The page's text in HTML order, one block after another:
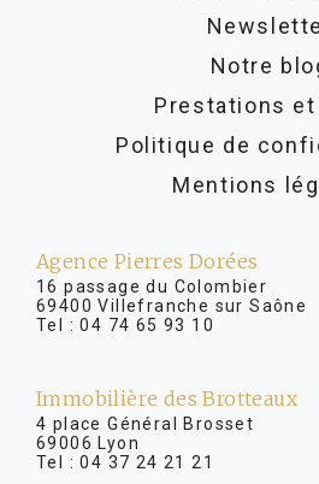
Notre
Prestations
Politique de
Mentions
Agence Pierres Dorées
16 passage du Colombier
69400 Villefranche sur Saône
Tel :04 74 65 93 10
Immobilière des Brotteaux
4 place Général Brosset
69006 Lyon
Tel :04 37 24 21 21